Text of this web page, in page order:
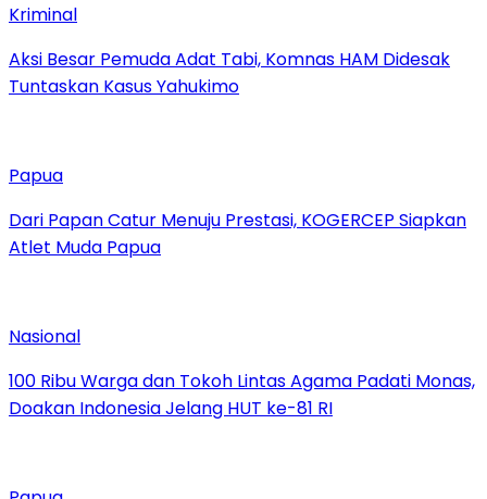
Kriminal
Aksi Besar Pemuda Adat Tabi, Komnas HAM Didesak
Tuntaskan Kasus Yahukimo
Papua
Dari Papan Catur Menuju Prestasi, KOGERCEP Siapkan
Atlet Muda Papua
Nasional
100 Ribu Warga dan Tokoh Lintas Agama Padati Monas,
Doakan Indonesia Jelang HUT ke-81 RI